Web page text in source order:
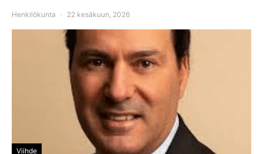
Henkilökunta 22 kesäkuun, 2026
Viihde